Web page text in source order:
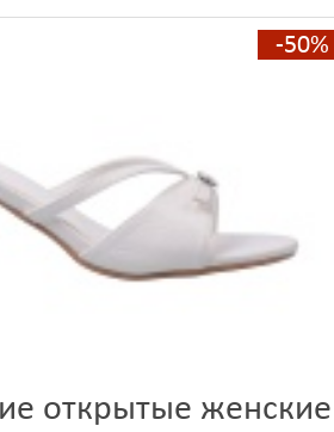
-50%
открытые женские